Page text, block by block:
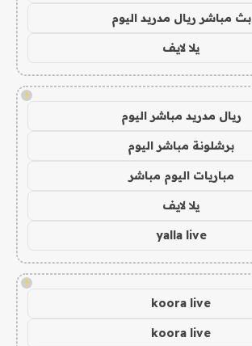
بث مباشر ريال مدريد اليوم
يلا لايف
!
ريال مدريد مباشر اليوم
برشلونة مباشر اليوم
مباريات اليوم مباشر
يلا لايف
yalla live
!
koora live
koora live